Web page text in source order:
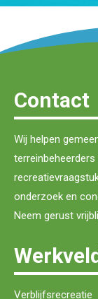
Contact
Wij helpen
onderzoek en
Neem gerust
Verblijfsrecreatie